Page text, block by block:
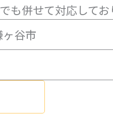
併せて対応してお
谷市